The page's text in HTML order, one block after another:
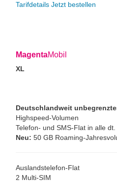
Tarifdetails Jetzt bestellen
MagentaMobil
XL
Deutschlandweit
Highspeed-Volumen
Telefon- und SMS-Flat in alle
Neu: 50 GB Roaming-
Auslandstelefon-Flat
2 Multi-SIM